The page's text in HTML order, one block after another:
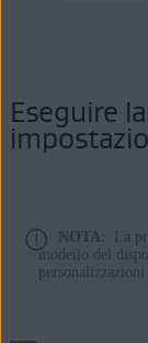
Eseguire
NOTA:
La
modello del